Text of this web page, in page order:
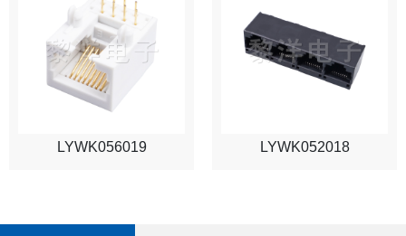
LYWK056019 LYWK052018